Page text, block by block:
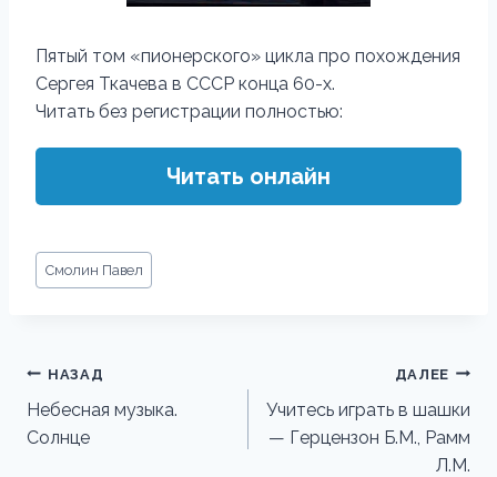
Пятый том «пионерского» цикла про похождения
Сергея Ткачева в СССР конца 60-х.
Читать без регистрации полностью:
Читать онлайн
Метки
записи:
Смолин Павел
Навигация
по
записям
НАЗАД
Небесная музыка.
Солнце
ДАЛЕЕ
Учитесь играть в шашки
— Герцензон Б.М., Рамм
Л.М.